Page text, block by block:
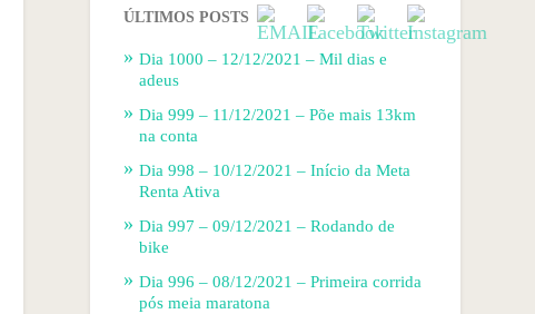
ÚLTIMOS POSTS
Dia 1000 – 12/12/2021 – Mil dias e
adeus
Dia 999 – 11/12/2021 – Põe mais 13km
na conta
Dia 998 – 10/12/2021 – Início da Meta
Renta Ativa
Dia 997 – 09/12/2021 – Rodando de
bike
Dia 996 – 08/12/2021 – Primeira corrida
pós meia maratona